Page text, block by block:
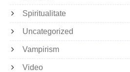
Spiritualitate
Uncategorized
Vampirism
Video